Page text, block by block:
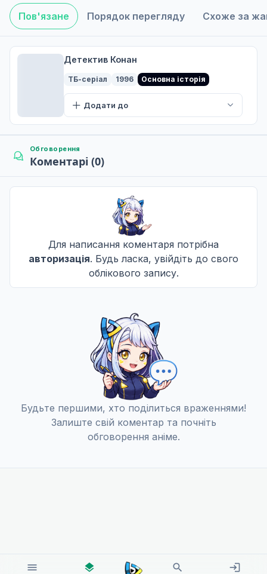
menu layers search login
Пов'язане Порядок перегляду Схоже за
Детектив Конан
ТБ-серіал 1996 Основна історія
Додати до
Обговорення
Коментарі (0)
Для написання коментаря потрібна
авторизація. Будь ласка, увійдіть до свого
облікового запису.
Будьте першими, хто поділиться враженнями!
Залиште свій коментар та почніть
обговорення аніме.